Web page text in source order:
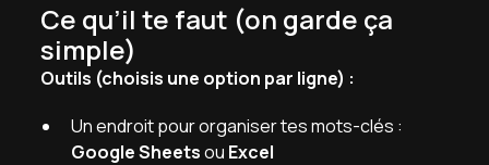
Ce qu’il te faut (on garde ça
simple)
Outils (choisis une option par ligne) :
Un endroit pour organiser tes mots-clés :
Google Sheetsou Excel